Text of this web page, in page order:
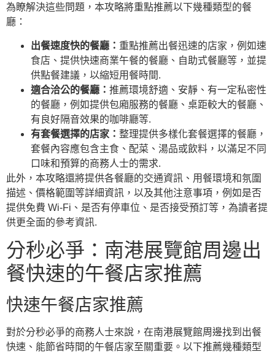
為瞭解決這些問題，本攻略將重點推薦以下幾種類型的餐
廳：
出餐速度快的餐廳： 重點推薦出餐迅速的店家，例如速
食店、提供快速商業午餐的餐廳、自助式餐廳等，並提
供點餐建議，以縮短用餐時間.
適合洽公的餐廳： 推薦環境舒適、安靜、有一定私密性
的餐廳，例如提供包廂服務的餐廳、桌距較大的餐廳、
有良好隔音效果的咖啡廳等.
有套餐選擇的店家： 整理提供多樣化套餐選擇的餐廳，
套餐內容應包含主食、配菜、湯品或飲料，以滿足不同
口味和預算的商務人士的需求.
此外，本攻略還將提供各餐廳的交通資訊、用餐環境和氛圍
描述、價格範圍等詳細資訊，以及其他注意事項，例如是否
提供免費 Wi-Fi、是否有停車位、是否接受預訂等，為讀者提
供更全面的參考資訊.
分秒必爭：南港展覽館周邊出
餐快速的午餐店家推薦
快速午餐店家推薦
對於分秒必爭的商務人士來說，在南港展覽館周邊找到出餐
快速、能節省時間的午餐店家至關重要。以下推薦幾種類型